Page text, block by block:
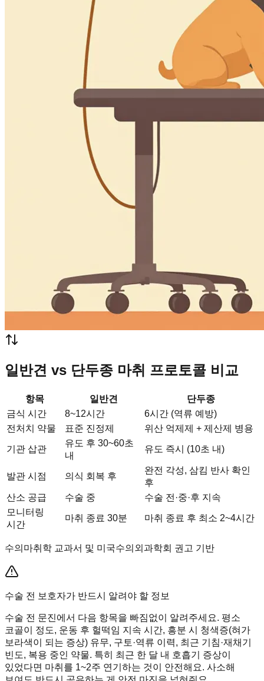
일반견 vs 단두종 마취 프로토콜 비교
항목 일반견
단두종
금식 시간
8~12시간
6시간 (역류 예방)
전처치 약물
표준 진정제 위산 억제제 + 제산제 병용
기관 삽관
유도 후 30~60초
내
유도 즉시 (10초 내)
발관 시점 의식 회복 후
완전 각성, 삼킴 반사 확인
후
산소 공급
수술 중
수술 전·중·후 지속
모니터링
시간
마취 종료 30분 마취 종료 후 최소 2~4시간
수의마취학 교과서 및 미국수의외과학회 권고 기반
수술 전 보호자가 반드시 알려야 할 정보
수술 전 문진에서 다음 항목을 빠짐없이 알려주세요. 평소
코골이 정도, 운동 후 헐떡임 지속 시간, 흥분 시 청색증(혀가
보라색이 되는 증상) 유무, 구토·역류 이력, 최근 기침·재채기
빈도, 복용 중인 약물. 특히 최근 한 달 내 호흡기 증상이
있었다면 마취를 1~2주 연기하는 것이 안전해요. 사소해